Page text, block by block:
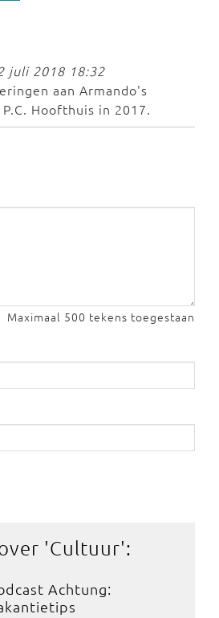
juli 2018 18:32
aan Armando's
Hoofthuis in 2017.
Maximaal 500 tekens toegestaan
'Cultuur':
Achtung: